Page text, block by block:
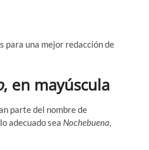
para una mejor redacción de
, en mayúscula
parte del nombre de
adecuado sea Nochebuena,